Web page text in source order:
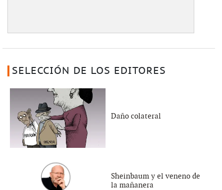
SELECCIÓN DE LOS EDITORES
Daño colateral
Sheinbaum y el veneno de
la mañanera